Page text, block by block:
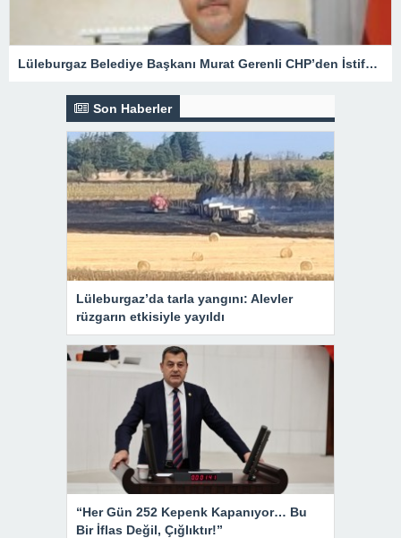
Lüleburgaz Belediye Başkanı Murat Gerenli CHP’den İstifa Etti
Son Haberler
Lüleburgaz’da tarla yangını: Alevler
rüzgarın etkisiyle yayıldı
“Her Gün 252 Kepenk Kapanıyor… Bu
Bir İflas Değil, Çığlıktır!”